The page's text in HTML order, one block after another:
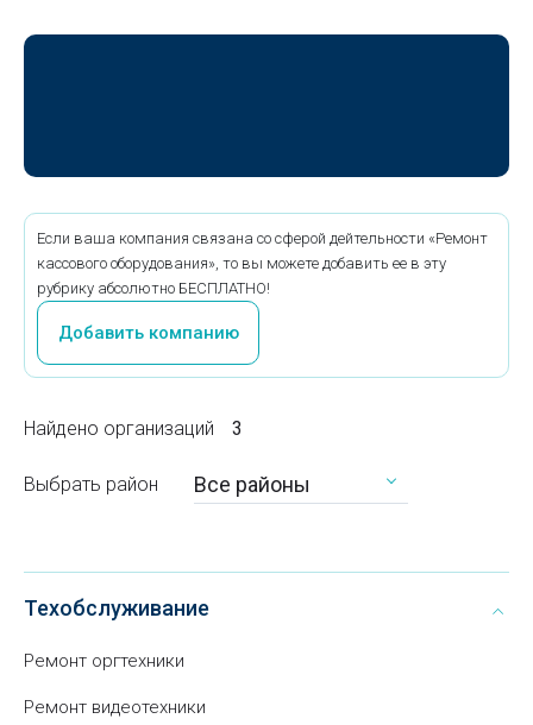
Если ваша компания связана со сферой дейтельности «Ремонт
кассового оборудования», то вы можете добавить ее в эту
рубрику абсолютно БЕСПЛАТНО!
Добавить компанию
Найдено организаций 3
Выбрать район Все районы
Техобслуживание
Ремонт оргтехники
Ремонт видеотехники